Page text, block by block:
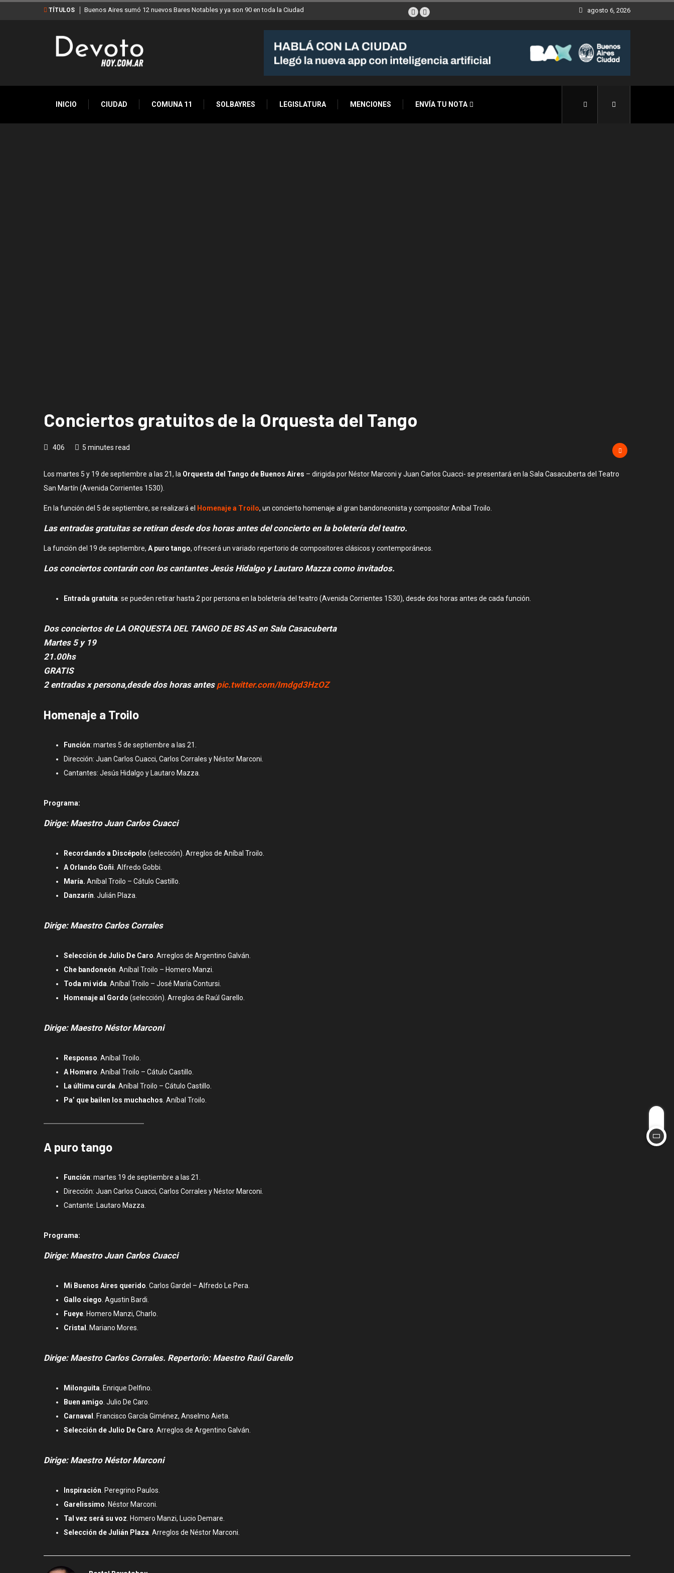
TÍTULOS Buenos Aires sumó 12 nuevos Bares Notables y ya son 90 en toda la Ciudad agosto 6, 2026
INICIO CIUDAD COMUNA 11 SOLBAYRES LEGISLATURA MENCIONES ENVÍA TU NOTA
Conciertos gratuitos de la Orquesta del Tango
406 5 minutes read
Los martes 5 y 19 de septiembre a las 21, la Orquesta del Tango de Buenos Aires – dirigida por Néstor Marconi y Juan Carlos Cuacci- se presentará en la Sala Casacuberta del Teatro
San Martín (Avenida Corrientes 1530).
En la función del 5 de septiembre, se realizará el Homenaje a Troilo, un concierto homenaje al gran bandoneonista y compositor Aníbal Troilo.
Las entradas gratuitas se retiran desde dos horas antes del concierto en la boletería del teatro.
La función del 19 de septiembre, A puro tango, ofrecerá un variado repertorio de compositores clásicos y contemporáneos.
Los conciertos contarán con los cantantes Jesús Hidalgo y Lautaro Mazza como invitados.
Entrada gratuita: se pueden retirar hasta 2 por persona en la boletería del teatro (Avenida Corrientes 1530), desde dos horas antes de cada función.
Dos conciertos de LA ORQUESTA DEL TANGO DE BS AS en Sala Casacuberta
Martes 5 y 19
21.00hs
GRATIS
2 entradas x persona,desde dos horas antes pic.twitter.com/Imdgd3HzOZ
Homenaje a Troilo
Función: martes 5 de septiembre a las 21.
Dirección: Juan Carlos Cuacci, Carlos Corrales y Néstor Marconi.
Cantantes: Jesús Hidalgo y Lautaro Mazza.
Programa:
Dirige: Maestro Juan Carlos Cuacci
Recordando a Discépolo (selección). Arreglos de Aníbal Troilo.
A Orlando Goñi . Alfredo Gobbi.
María. Aníbal Troilo – Cátulo Castillo.
Danzarín . Julián Plaza.
Dirige: Maestro Carlos Corrales
Selección de Julio De Caro . Arreglos de Argentino Galván.
Che bandoneón . Aníbal Troilo – Homero Manzi.
Toda mi vida . Aníbal Troilo – José María Contursi.
Homenaje al Gordo (selección). Arreglos de Raúl Garello.
Dirige: Maestro Néstor Marconi
Responso . Aníbal Troilo.
A Homero . Aníbal Troilo – Cátulo Castillo.
La última curda . Aníbal Troilo – Cátulo Castillo.
Pa’ que bailen los muchachos . Aníbal Troilo.
A puro tango
Función: martes 19 de septiembre a las 21.
Dirección: Juan Carlos Cuacci, Carlos Corrales y Néstor Marconi.
Cantante: Lautaro Mazza.
Programa:
Dirige: Maestro Juan Carlos Cuacci
Mi Buenos Aires querido . Carlos Gardel – Alfredo Le Pera.
Gallo ciego . Agustin Bardi.
Fueye . Homero Manzi, Charlo.
Cristal
. Mariano Mores.
Dirige: Maestro Carlos Corrales. Repertorio: Maestro Raúl Garello
Milonguita . Enrique Delfino.
Buen amigo . Julio De Caro.
Carnaval
. Francisco García Giménez, Anselmo Aieta.
Selección de Julio De Caro . Arreglos de Argentino Galván.
Dirige: Maestro Néstor Marconi
Inspiración . Peregrino Paulos.
Garelissimo . Néstor Marconi.
Tal vez será su voz . Homero Manzi, Lucio Demare.
Selección de Julián Plaza . Arreglos de Néstor Marconi.